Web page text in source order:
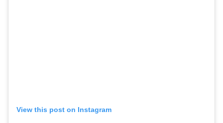
View this post on Instagram